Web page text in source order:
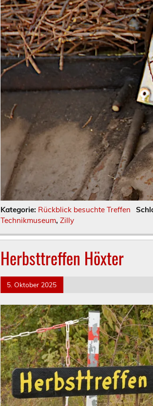
Kategorie: Rückblick besuchte Treffen
Technikmuseum, Zilly
Herbsttreffen Höxter
5. Oktober 2025